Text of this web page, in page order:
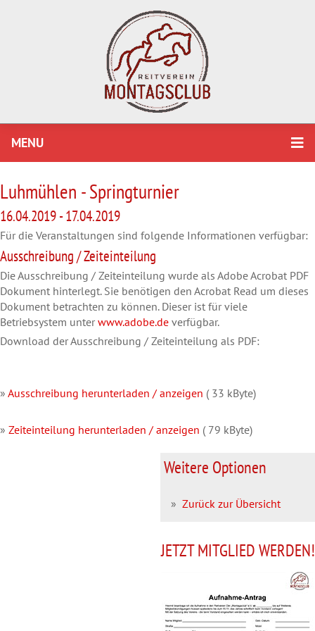
MENU
Luhmühlen - Springturnier
16.04.2019 - 17.04.2019
Für die Veranstaltungen sind folgende Informationen verfügbar:
Ausschreibung / Zeiteinteilung
Die Ausschreibung / Zeiteinteilung wurde als Adobe Acrobat PDF
Dokument hinterlegt. Sie benötigen den Acrobat Read um dieses
Dokument betrachten zu können. Dieser ist für viele
Betriebsystem unter www.adobe.de verfügbar.
Download der Ausschreibung / Zeiteinteilung als PDF:
» Ausschreibung herunterladen / anzeigen ( 33 kByte)
» Zeiteinteilung herunterladen / anzeigen ( 79 kByte)
Weitere Optionen
» Zurück zur Übersicht
JETZT MITGLIED WERDEN!